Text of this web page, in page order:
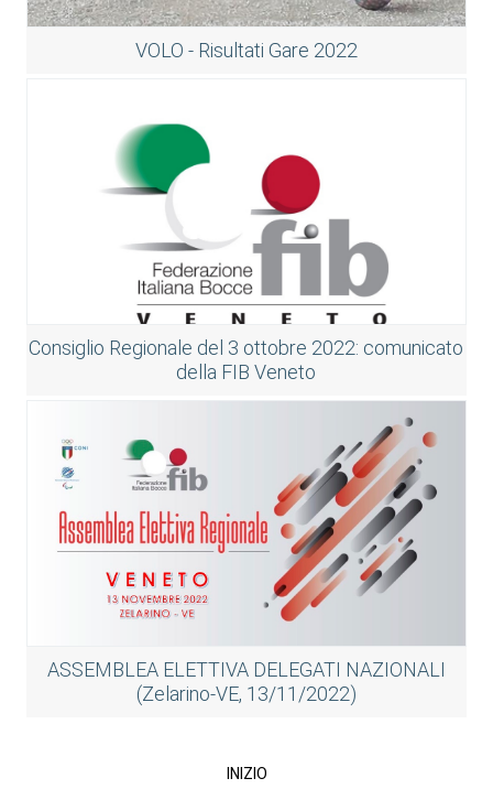
VOLO - Risultati Gare 2022
Consiglio Regionale del 3 ottobre 2022: comunicato
della FIB Veneto
ASSEMBLEA ELETTIVA DELEGATI NAZIONALI
(Zelarino-VE, 13/11/2022)
INIZIO